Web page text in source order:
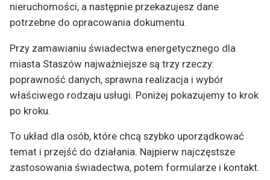
nieruchomości, a następnie przekazujesz dane
potrzebne do opracowania dokumentu.
Przy zamawianiu świadectwa energetycznego dla
miasta Staszów najważniejsze są trzy rzeczy:
poprawność danych, sprawna realizacja i wybór
właściwego rodzaju usługi. Poniżej pokazujemy to krok
po kroku.
To układ dla osób, które chcą szybko uporządkować
temat i przejść do działania. Najpierw najczęstsze
zastosowania świadectwa, potem formularze i kontakt.